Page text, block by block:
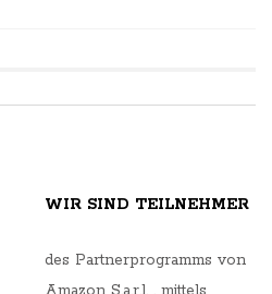
WIR SIND TEILNEHMER
des Partnerprogramms von